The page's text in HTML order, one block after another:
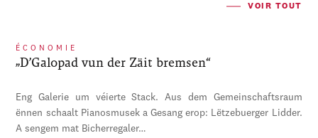
VOIR TOUT
ÉCONOMIE
„D’Galopad vun der Zäit bremsen“
Eng Galerie um véierte Stack. Aus dem Gemeinschaftsraum
ënnen schaalt Pianosmusek a Gesang erop: Lëtzebuerger Lidder.
A sengem mat Bicherregaler…